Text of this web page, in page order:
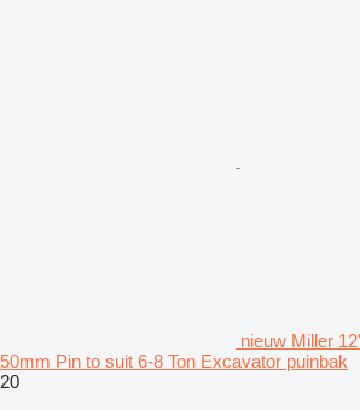
nieuw Miller
50mm Pin to suit 6-8 Ton Excavator puinbak
20